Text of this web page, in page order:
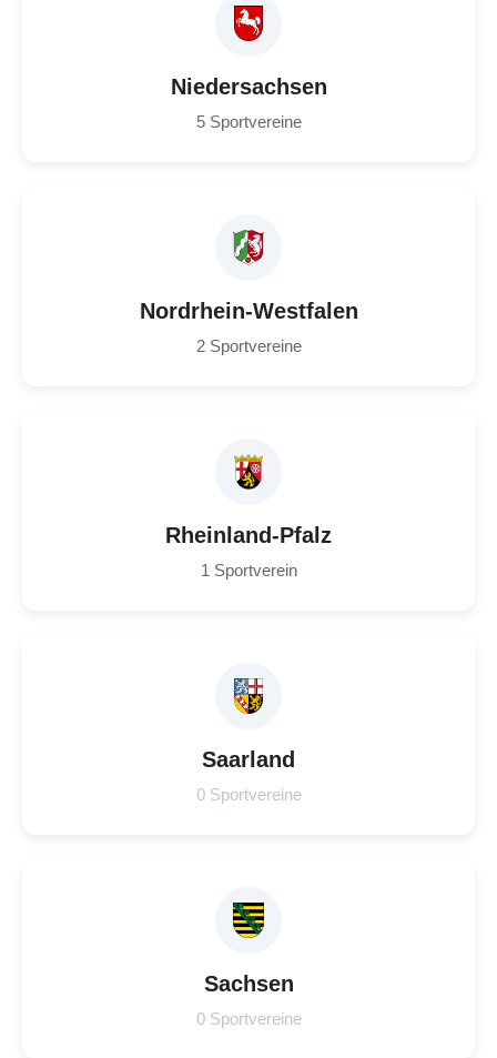
Niedersachsen
5 Sportvereine
Nordrhein-Westfalen
2 Sportvereine
Rheinland-Pfalz
1 Sportverein
Saarland
0 Sportvereine
Sachsen
0 Sportvereine